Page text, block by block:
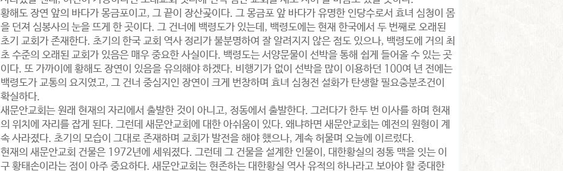
황해도 장연 앞의 바다가 몽금포이고, 그 끝이 장산곶이다. 그 몽금포 앞 바다가 유명한 인당수로서 효녀 심청이 몸
을 던져 심봉사의 눈을 뜨게 한 곳이다. 그 건너에 백령도가 있는데, 백령도에는 현재 한국에서 두 번째로 오래된
초기 교회가 존재한다. 초기의 한국 교회 역사 정리가 불분명하여 잘 알려지지 않은 점도 있으나, 백령도에 거의 최
초 수준의 오래된 교회가 있음은 매우 중요한 사실이다. 백령도는 서양문물이 선박을 통해 쉽게 들어올 수 있는 곳
이다. 또 가까이에 황해도 장연이 있음을 유의해야 하겠다. 비행기가 없이 선박을 많이 이용하던 100여 년 전에는
백령도가 교통의 요지였고, 그 건너 중심지인 장연이 크게 번창하며 효녀 심청전 설화가 탄생할 필요충분조건이
확실하다.
새문안교회는 원래 현재의 자리에서 출발한 것이 아니고, 정동에서 출발한다. 그러다가 한두 번 이사를 하며 현재
의 위치에 자리를 잡게 된다. 그런데 새문안교회에 대한 아쉬움이 있다. 왜냐하면 새문안교회는 예전의 원형이 계
속 사라졌다. 초기의 모습이 그대로 존재하며 교회가 발전을 해야 했으나, 계속 허물며 오늘에 이르렀다.
현재의 새문안교회 건물은 1972년에 세워졌다. 그런데 그 건물을 설계한 인물이, 대한황실의 정통 맥을 잇는 이
구 황태손이라는 점이 아주 중요하다. 새문안교회는 현존하는 대한황실 역사 유적의 하나라고 보아야 할 중대한